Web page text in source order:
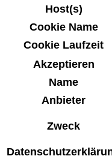
Host(s)
Cookie Name
Cookie Laufzeit
Akzeptieren
Name
Anbieter
Zweck